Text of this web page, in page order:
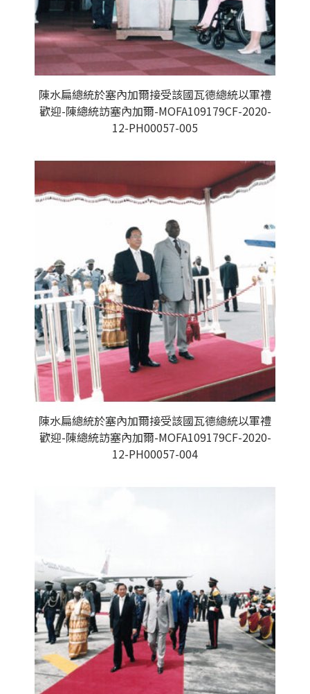
陳水扁總統於塞內加爾接受該國瓦德總統以軍禮
歡迎-陳總統訪塞內加爾-MOFA109179CF-2020-
12-PH00057-005
陳水扁總統於塞內加爾接受該國瓦德總統以軍禮
歡迎-陳總統訪塞內加爾-MOFA109179CF-2020-
12-PH00057-004